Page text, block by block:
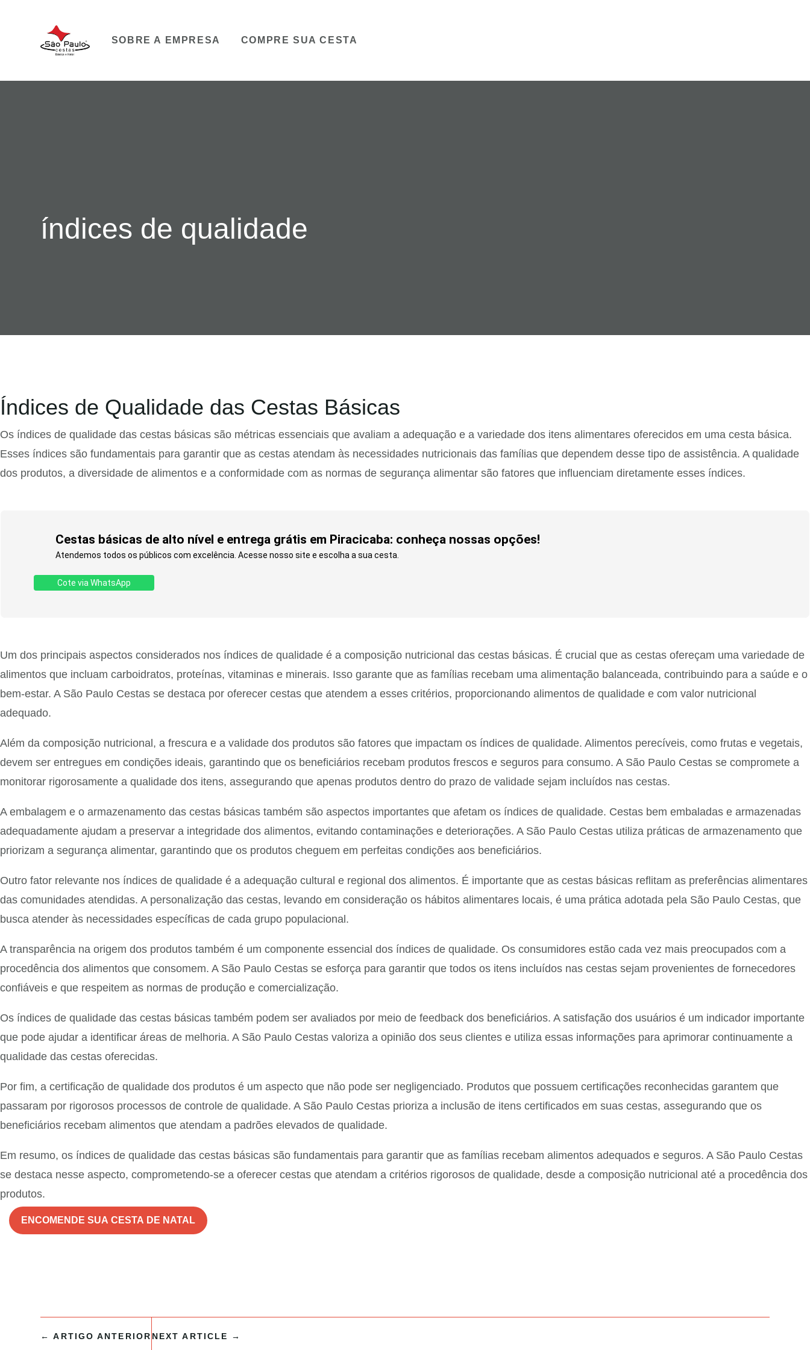
SOBRE A EMPRESA COMPRE SUA CESTA
índices de qualidade
Índices de Qualidade das Cestas Básicas
Os índices de qualidade das cestas básicas são métricas essenciais que avaliam a adequação e a variedade dos itens alimentares oferecidos em uma cesta básica.
Esses índices são fundamentais para garantir que as cestas atendam às necessidades nutricionais das famílias que dependem desse tipo de assistência. A qualidade
dos produtos, a diversidade de alimentos e a conformidade com as normas de segurança alimentar são fatores que influenciam diretamente esses índices.
Cestas básicas de alto nível e entrega grátis em Piracicaba: conheça nossas opções!
Atendemos todos os públicos com excelência. Acesse nosso site e escolha a sua cesta.
Cote via WhatsApp
Um dos principais aspectos considerados nos índices de qualidade é a composição nutricional das cestas básicas. É crucial que as cestas ofereçam uma variedade de
alimentos que incluam carboidratos, proteínas, vitaminas e minerais. Isso garante que as famílias recebam uma alimentação balanceada, contribuindo para a saúde e o
bem-estar. A São Paulo Cestas se destaca por oferecer cestas que atendem a esses critérios, proporcionando alimentos de qualidade e com valor nutricional
adequado.
Além da composição nutricional, a frescura e a validade dos produtos são fatores que impactam os índices de qualidade. Alimentos perecíveis, como frutas e vegetais,
devem ser entregues em condições ideais, garantindo que os beneficiários recebam produtos frescos e seguros para consumo. A São Paulo Cestas se compromete a
monitorar rigorosamente a qualidade dos itens, assegurando que apenas produtos dentro do prazo de validade sejam incluídos nas cestas.
A embalagem e o armazenamento das cestas básicas também são aspectos importantes que afetam os índices de qualidade. Cestas bem embaladas e armazenadas
adequadamente ajudam a preservar a integridade dos alimentos, evitando contaminações e deteriorações. A São Paulo Cestas utiliza práticas de armazenamento que
priorizam a segurança alimentar, garantindo que os produtos cheguem em perfeitas condições aos beneficiários.
Outro fator relevante nos índices de qualidade é a adequação cultural e regional dos alimentos. É importante que as cestas básicas reflitam as preferências alimentares
das comunidades atendidas. A personalização das cestas, levando em consideração os hábitos alimentares locais, é uma prática adotada pela São Paulo Cestas, que
busca atender às necessidades específicas de cada grupo populacional.
A transparência na origem dos produtos também é um componente essencial dos índices de qualidade. Os consumidores estão cada vez mais preocupados com a
procedência dos alimentos que consomem. A São Paulo Cestas se esforça para garantir que todos os itens incluídos nas cestas sejam provenientes de fornecedores
confiáveis e que respeitem as normas de produção e comercialização.
Os índices de qualidade das cestas básicas também podem ser avaliados por meio de feedback dos beneficiários. A satisfação dos usuários é um indicador importante
que pode ajudar a identificar áreas de melhoria. A São Paulo Cestas valoriza a opinião dos seus clientes e utiliza essas informações para aprimorar continuamente a
qualidade das cestas oferecidas.
Por fim, a certificação de qualidade dos produtos é um aspecto que não pode ser negligenciado. Produtos que possuem certificações reconhecidas garantem que
passaram por rigorosos processos de controle de qualidade. A São Paulo Cestas prioriza a inclusão de itens certificados em suas cestas, assegurando que os
beneficiários recebam alimentos que atendam a padrões elevados de qualidade.
Em resumo, os índices de qualidade das cestas básicas são fundamentais para garantir que as famílias recebam alimentos adequados e seguros. A São Paulo Cestas
se destaca nesse aspecto, comprometendo-se a oferecer cestas que atendam a critérios rigorosos de qualidade, desde a composição nutricional até a procedência dos
produtos.
ENCOMENDE SUA CESTA DE NATAL
←ARTIGO ANTERIOR NEXT ARTICLE →